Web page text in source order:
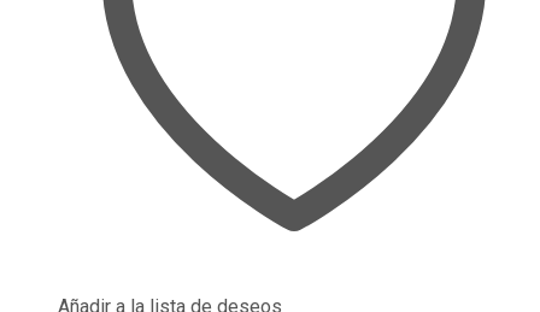
Añadir a la lista de deseos